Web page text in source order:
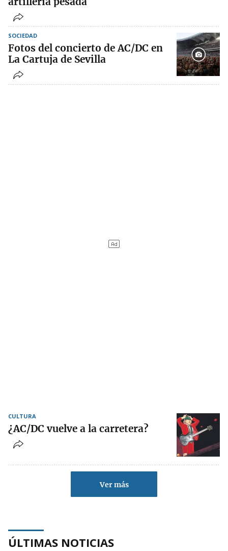
SOCIEDAD
Fotos del concierto de AC/DC en
La Cartuja de Sevilla
CULTURA
¿AC/DC vuelve a la carretera?
Ver más
ÚLTIMAS NOTICIAS